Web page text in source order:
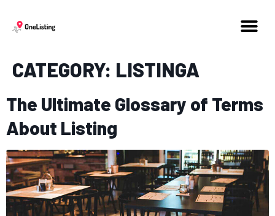
CATEGORY: LISTINGA
The Ultimate Glossary of Terms
About Listing